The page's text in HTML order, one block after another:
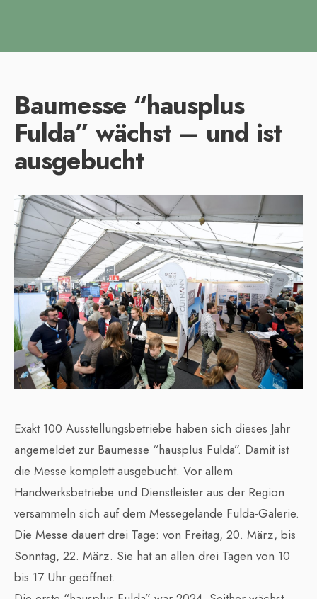
Baumesse “hausplus
Fulda” wächst – und ist
ausgebucht
Exakt 100 Ausstellungsbetriebe haben sich dieses Jahr
angemeldet zur Baumesse “hausplus Fulda”. Damit ist
die Messe komplett ausgebucht. Vor allem
Handwerksbetriebe und Dienstleister aus der Region
versammeln sich auf dem Messegelände Fulda-Galerie.
Die Messe dauert drei Tage: von Freitag, 20. März, bis
Sonntag, 22. März. Sie hat an allen drei Tagen von 10
bis 17 Uhr geöffnet.